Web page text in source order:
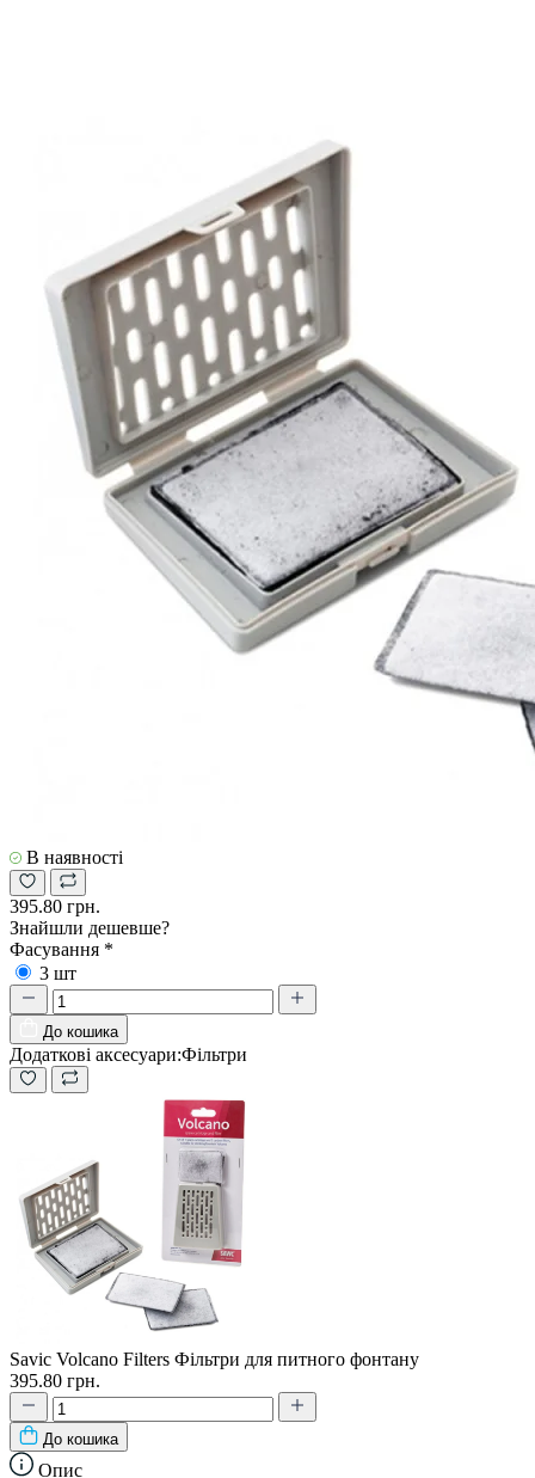
В наявності
395.80 грн.
Знайшли дешевше?
Фасування *
3 шт
До кошика
Додаткові аксесуари:Фільтри
Savic Volcano Filters Фільтри для питного фонтану
395.80 грн.
До кошика
Опис